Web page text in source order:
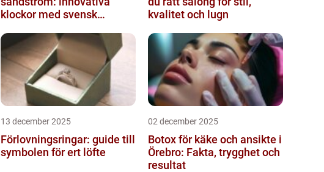
klockor med svensk
kvalitet och lugn
13 december 2025
Förlovningsringar: guide till
symbolen för ert löfte
02 december 2025
Botox för käke och ansikte i
Örebro: Fakta, trygghet och
resultat